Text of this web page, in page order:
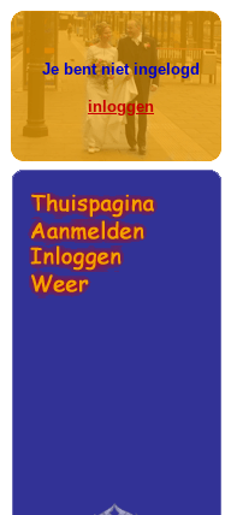
Je bent niet ingelogd
inloggen